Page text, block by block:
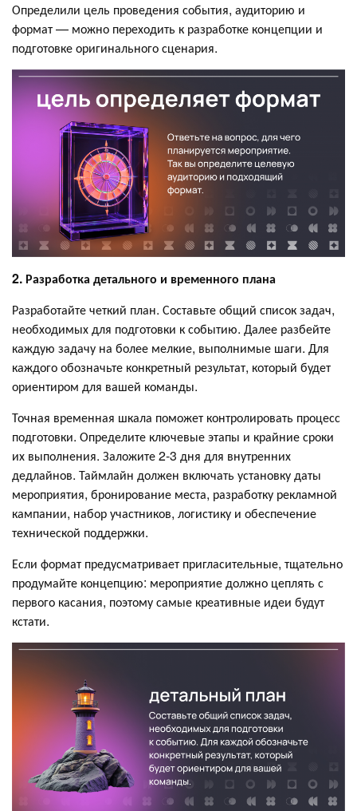
Определили цель проведения события, аудиторию и
формат — можно переходить к разработке концепции и
подготовке оригинального сценария.
2. Разработка детального и временного плана
Разработайте четкий план. Составьте общий список задач,
необходимых для подготовки к событию. Далее разбейте
каждую задачу на более мелкие, выполнимые шаги. Для
каждого обозначьте конкретный результат, который будет
ориентиром для вашей команды.
Точная временная шкала поможет контролировать процесс
подготовки. Определите ключевые этапы и крайние сроки
их выполнения. Заложите 2-3 дня для внутренних
дедлайнов. Таймлайн должен включать установку даты
мероприятия, бронирование места, разработку рекламной
кампании, набор участников, логистику и обеспечение
технической поддержки.
Если формат предусматривает пригласительные, тщательно
продумайте концепцию: мероприятие должно цеплять с
первого касания, поэтому самые креативные идеи будут
кстати.